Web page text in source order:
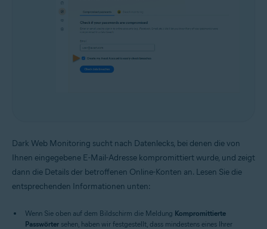
Dark Web Monitoring sucht nach Datenlecks, bei denen die von
Ihnen eingegebene E-Mail-Adresse kompromittiert wurde, und zeigt
dann die Details der betroffenen Online-Konten an. Lesen Sie die
entsprechenden Informationen unten:
Wenn Sie oben auf dem Bildschirm die Meldung Kompromittierte
Passwörter sehen, haben wir festgestellt, dass mindestens eines Ihrer